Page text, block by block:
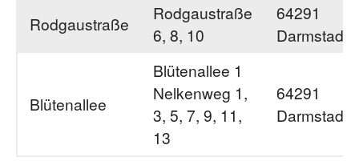
Rodgaustraße
Rodgaustraße
6, 8, 10
64291
Darmstadt
Blütenallee
Blütenallee 1
Nelkenweg 1,
3, 5, 7, 9, 11,
13
64291
Darmstadt